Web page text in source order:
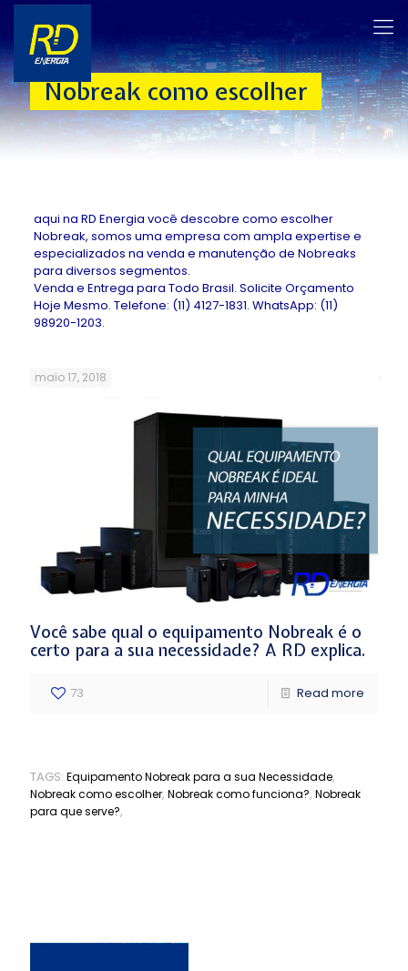
Nobreak como escolher
aqui na RD Energia você descobre como escolher
Nobreak, somos uma empresa com ampla expertise e
especializados na venda e manutenção de Nobreaks
para diversos segmentos.
Venda e Entrega para Todo Brasil. Solicite Orçamento
Hoje Mesmo. Telefone: (11) 4127-1831. WhatsApp: (11)
98920-1203.
maio 17, 2018
Você sabe qual o equipamento Nobreak é o
certo para a sua necessidade? A RD explica.
73 Read more
TAGS: Equipamento Nobreak para a sua Necessidade,
Nobreak como escolher, Nobreak como funciona?, Nobreak
para que serve?,